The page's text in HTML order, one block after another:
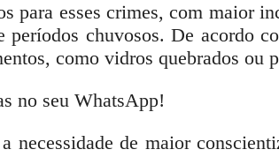
para esses crimes, com maior
períodos chuvosos. De acordo
como vidros quebrados ou
no seu WhatsApp!
de maior